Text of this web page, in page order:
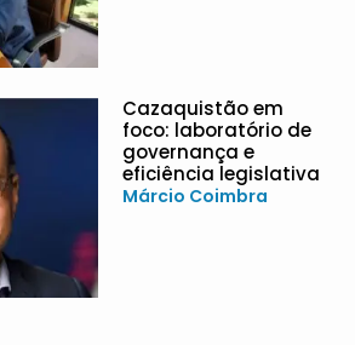
Cazaquistão em
foco: laboratório de
governança e
eficiência legislativa
Márcio Coimbra